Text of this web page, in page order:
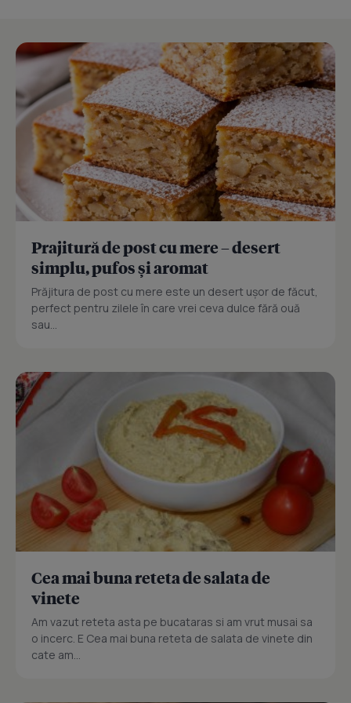
Prajitură de post cu mere – desert
simplu, pufos și aromat
Prăjitura de post cu mere este un desert ușor de făcut,
perfect pentru zilele în care vrei ceva dulce fără ouă
sau...
Cea mai buna reteta de salata de
vinete
Am vazut reteta asta pe bucataras si am vrut musai sa
o incerc. E Cea mai buna reteta de salata de vinete din
cate am...